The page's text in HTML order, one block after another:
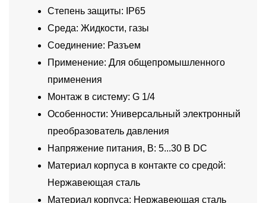
Степень защиты: IP65
Среда: Жидкости, газы
Соединение: Разъем
Применение: Для общепромышленного
применения
Монтаж в систему: G 1/4
Особенности: Универсальный электронный
преобразователь давления
Напряжение питания, В: 5...30 В DC
Материал корпуса в контакте со средой:
Нержавеющая сталь
Материал корпуса: Нержавеющая сталь